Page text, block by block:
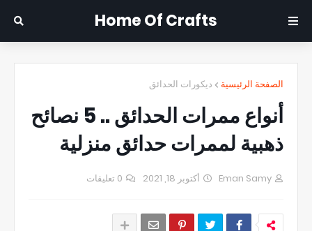
Home Of Crafts
الصفحة الرئيسية ديكورات الحدائق
أنواع ممرات الحدائق .. 5 نصائح
ذهبية لممرات حدائق منزلية
Eman Samy أكتوبر 18, 2021 0 تعليقات